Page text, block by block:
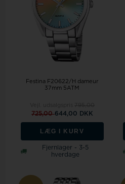
Festina F20622/H dameur
37mm 5ATM
725,00644,00 DKK
LÆG I KURV
Fjernlager - 3-5
hverdage